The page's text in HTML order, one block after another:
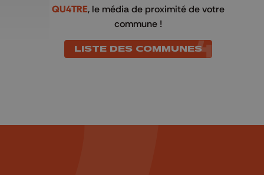
QU4TRE, le média de proximité de votre
commune !
LISTE DES COMMUNES